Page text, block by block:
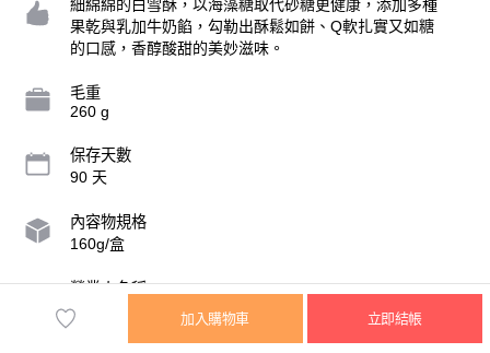
細綿綿的白雪酥，以海藻糖取代砂糖更健康，添加多種
果乾與乳加牛奶餡，勾勒出酥鬆如餅、Q軟扎實又如糖
的口感，香醇酸甜的美妙滋味。
毛重
260 g
保存天數
90 天
內容物規格
160g/盒
營業人名稱
格麥蛋糕麵包店
加入購物車 立即結帳